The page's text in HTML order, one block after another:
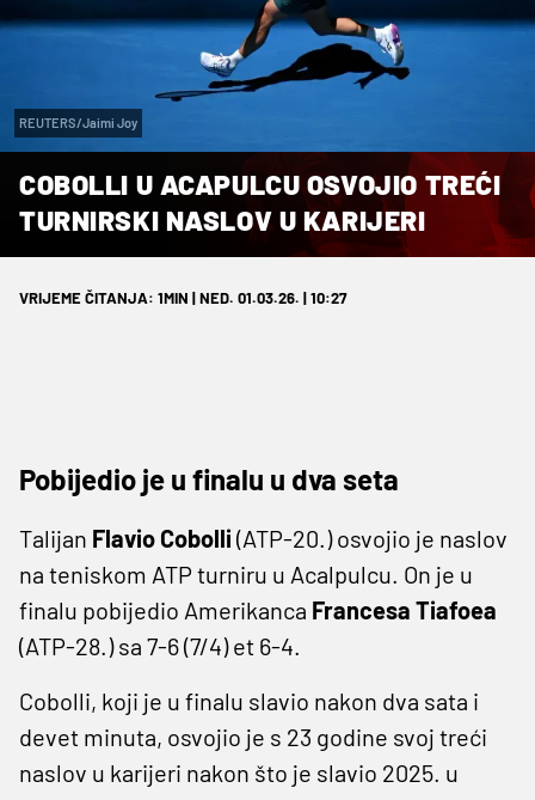
REUTERS/Jaimi Joy
COBOLLI U ACAPULCU OSVOJIO TREĆI
TURNIRSKI NASLOV U KARIJERI
VRIJEME ČITANJA: 1MIN | NED. 01.03.26. | 10:27
Pobijedio je u finalu u dva seta
Talijan Flavio Cobolli (ATP-20.) osvojio je naslov
na teniskom ATP turniru u Acalpulcu. On je u
finalu pobijedio Amerikanca Francesa Tiafoea
(ATP-28.) sa 7-6 (7/4) et 6-4.
Cobolli, koji je u finalu slavio nakon dva sata i
devet minuta, osvojio je s 23 godine svoj treći
naslov u karijeri nakon što je slavio 2025. u